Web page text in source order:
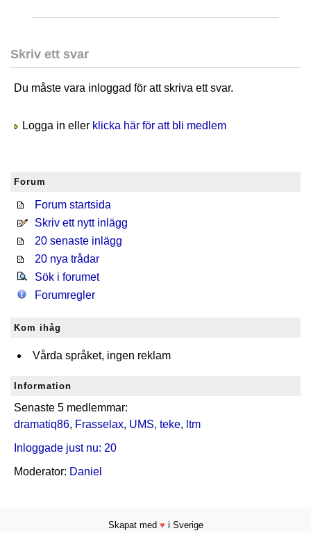
Skriv ett svar
Du måste vara inloggad för att skriva ett svar.
Logga in eller klicka här för att bli medlem
Forum
Forum startsida
Skriv ett nytt inlägg
20 senaste inlägg
20 nya trådar
Sök i forumet
Forumregler
Kom ihåg
Vårda språket, ingen reklam
Information
Senaste 5 medlemmar:
dramatiq86, Frasselax, UMS, teke, ltm
Inloggade just nu: 20
Moderator: Daniel
Skapat med ♥ i Sverige